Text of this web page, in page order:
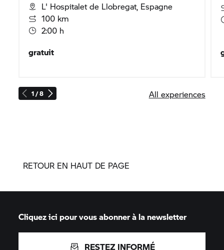
1 / 8
L' Hospitalet de Llobregat, Espagne
100 km
2:00 h
gratuit
All experiences
RETOUR EN HAUT DE PAGE
Cliquez ici pour vous abonner à la newsletter
RESTEZ INFORMÉ